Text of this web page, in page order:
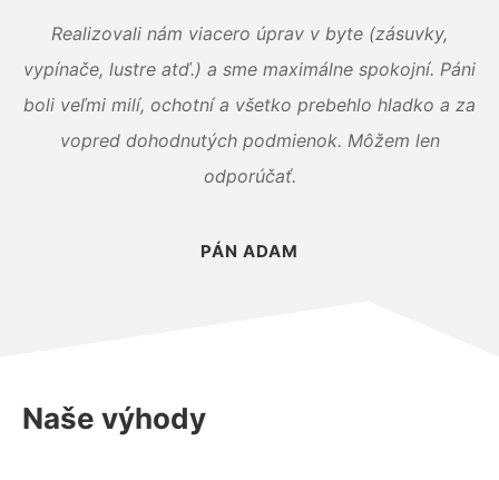
Realizovali nám viacero úprav v byte (zásuvky,
vypínače, lustre atď.) a sme maximálne spokojní. Páni
boli veľmi milí, ochotní a všetko prebehlo hladko a za
vopred dohodnutých podmienok. Môžem len
odporúčať.
PÁN ADAM
Naše výhody